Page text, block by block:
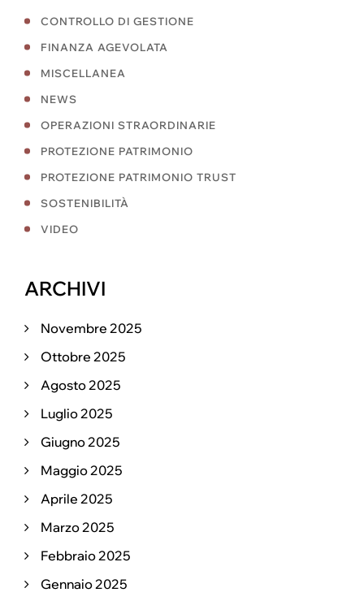
CONTROLLO DI GESTIONE
FINANZA AGEVOLATA
MISCELLANEA
NEWS
OPERAZIONI STRAORDINARIE
PROTEZIONE PATRIMONIO
PROTEZIONE PATRIMONIO TRUST
SOSTENIBILITÀ
VIDEO
ARCHIVI
Novembre 2025
Ottobre 2025
Agosto 2025
Luglio 2025
Giugno 2025
Maggio 2025
Aprile 2025
Marzo 2025
Febbraio 2025
Gennaio 2025